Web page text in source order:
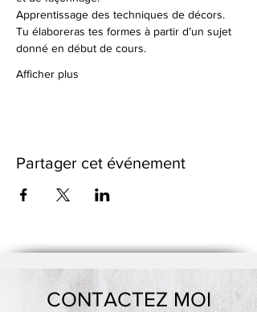
Apprentissage des techniques de décors.
Tu élaboreras tes formes à partir d’un sujet
donné en début de cours.
Afficher plus
Partager cet événement
CONTACTEZ MOI